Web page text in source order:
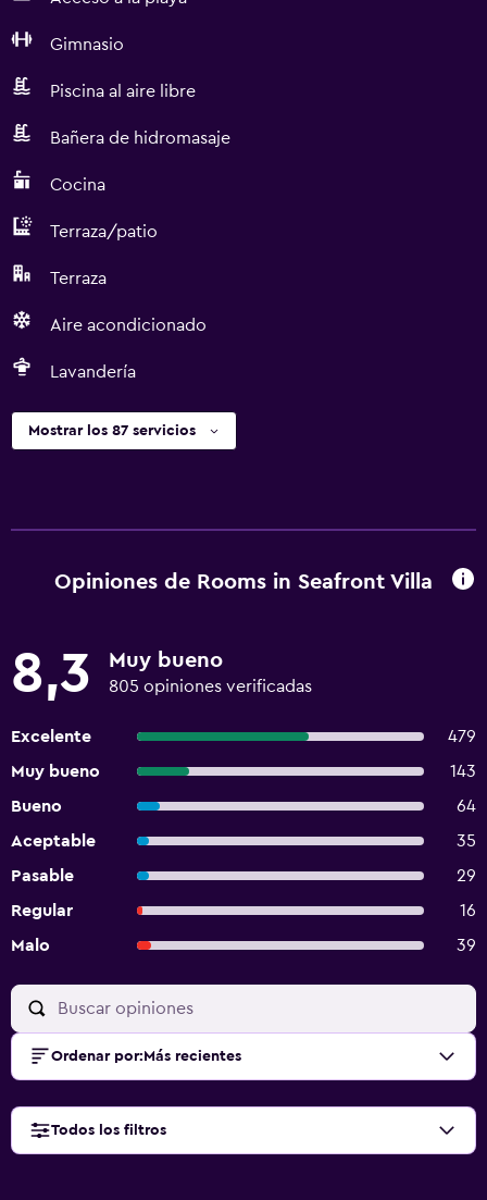
Gimnasio
Piscina al aire libre
Bañera de hidromasaje
Cocina
Terraza/patio
Terraza
Aire acondicionado
Lavandería
Mostrar los 87 servicios
Opiniones de Rooms in Seafront Villa
8,3 Muy bueno
805 opiniones verificadas
Excelente
479
Muy bueno
143
Bueno
64
Aceptable
35
Pasable
29
Regular
16
Malo
39
Ordenar por: Más recientes
Todos los filtros